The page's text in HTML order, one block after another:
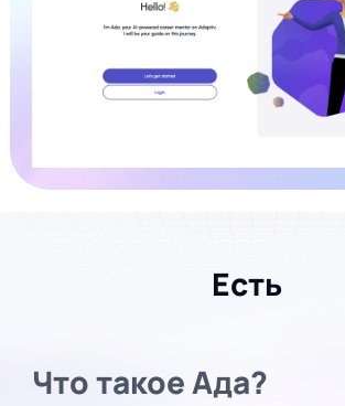
Есть
Что такое Ада?